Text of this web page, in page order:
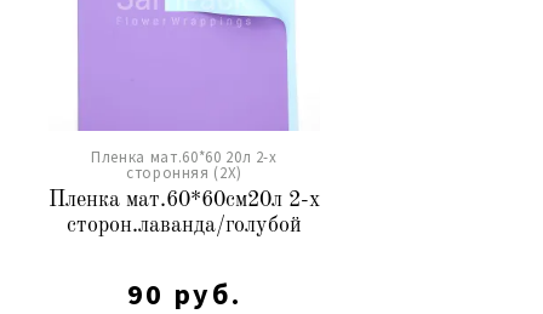
Пленка мат.60*60 20л 2-х
сторонняя (2X)
Пленка мат.60*60см20л 2-х
сторон.лаванда/голубой
90 руб.